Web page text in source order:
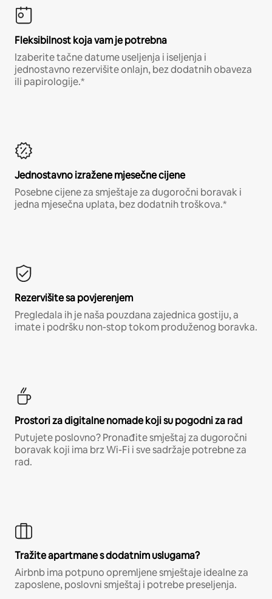
Fleksibilnost koja vam je potrebna
Izaberite tačne datume useljenja i iseljenja i
jednostavno rezervišite onlajn, bez dodatnih obaveza
ili papirologije.*
Jednostavno izražene mjesečne cijene
Posebne cijene za smještaje za dugoročni boravak i
jedna mjesečna uplata, bez dodatnih troškova.*
Rezervišite sa povjerenjem
Pregledala ih je naša pouzdana zajednica gostiju, a
imate i podršku non-stop tokom produženog boravka.
Prostori za digitalne nomade koji su pogodni za rad
Putujete poslovno? Pronađite smještaj za dugoročni
boravak koji ima brz Wi-Fi i sve sadržaje potrebne za
rad.
Tražite apartmane s dodatnim uslugama?
Airbnb ima potpuno opremljene smještaje idealne za
zaposlene, poslovni smještaj i potrebe preseljenja.